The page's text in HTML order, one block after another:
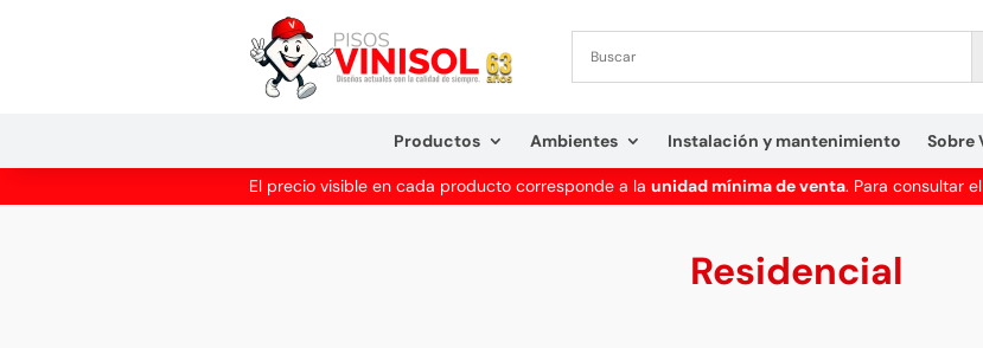
Productos Ambientes Instalación y mantenimiento Sobre
El precio visible en cada producto corresponde a launidad mínima de venta. Para consultar el
Residencial